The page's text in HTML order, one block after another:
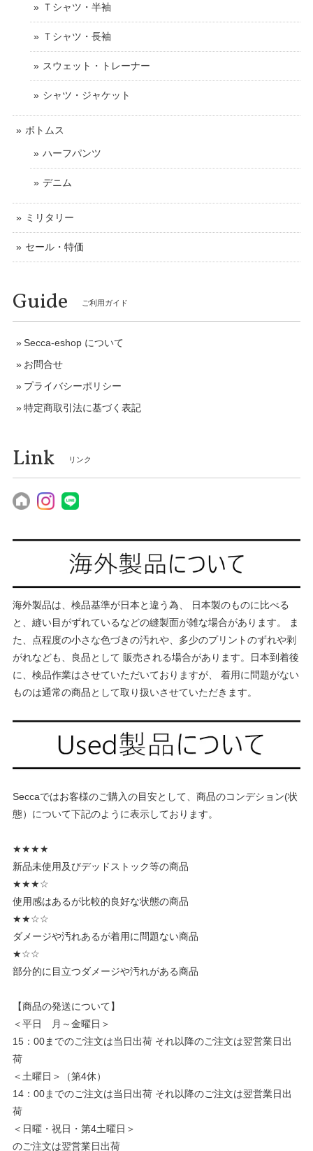
Ｔシャツ・半袖
Ｔシャツ・長袖
スウェット・トレーナー
シャツ・ジャケット
ボトムス
ハーフパンツ
デニム
ミリタリー
セール・特価
Guide ご利用ガイド
Secca-eshop について
お問合せ
プライバシーポリシー
特定商取引法に基づく表記
Link リンク
海外製品は、検品基準が日本と違う為、 日本製のものに比べる
と、縫い目がずれているなどの縫製面が雑な場合があります。 ま
た、点程度の小さな色づきの汚れや、多少のプリントのずれや剥
がれなども、良品として 販売される場合があります。日本到着後
に、検品作業はさせていただいておりますが、 着用に問題がない
ものは通常の商品として取り扱いさせていただきます。
Seccaではお客様のご購入の目安として、商品のコンデション(状
態）について下記のように表示しております。
★★★★
新品未使用及びデッドストック等の商品
★★★☆
使用感はあるが比較的良好な状態の商品
★★☆☆
ダメージや汚れあるが着用に問題ない商品
★☆☆
部分的に目立つダメージや汚れがある商品
【商品の発送について】
＜平日 月～金曜日＞
15：00までのご注文は当日出荷 それ以降のご注文は翌営業日出
荷
＜土曜日＞（第4休）
14：00までのご注文は当日出荷 それ以降のご注文は翌営業日出
荷
＜日曜・祝日・第4土曜日＞
のご注文は翌営業日出荷